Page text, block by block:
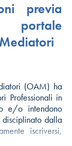
previa
(OAM) ha
Professionali in
e/o intendono
dalla
iscriversi,